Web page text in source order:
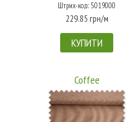
Штрих-код: 5019000
229.85 грн/м
КУПИТИ
Coffee